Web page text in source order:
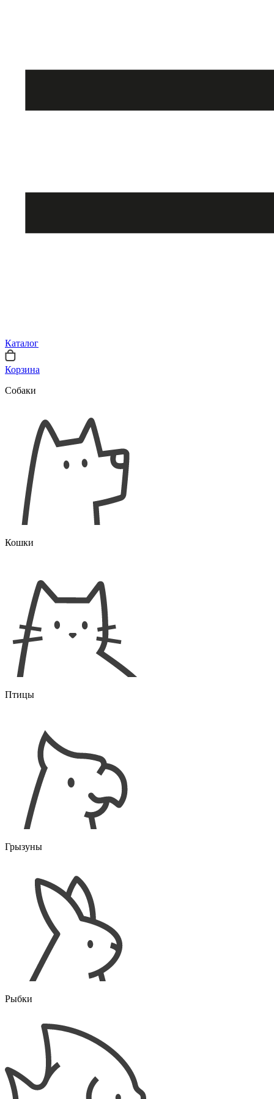
Каталог
Корзина
Собаки
Кошки
Птицы
Грызуны
Рыбки